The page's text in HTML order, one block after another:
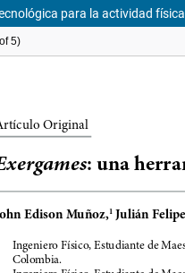
para la actividad física